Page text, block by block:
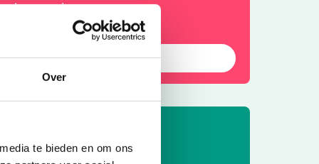
Over
te bieden en om ons
en meer!
Bekijk het aanbod